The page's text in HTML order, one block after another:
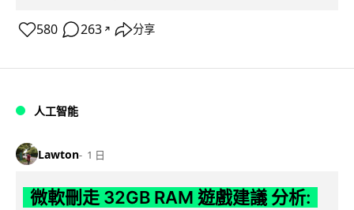
580 263 ↗ 分享
人工智能
Lawton 1 日
微軟刪走 32GB RAM 遊戲建議 分析: